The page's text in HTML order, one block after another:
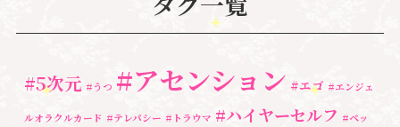
#5次元 #うつ #アセンション #エゴ #エンジェ
ルオラクルカード #テレパシー #トラウマ #ハイヤーセルフ #ペッ